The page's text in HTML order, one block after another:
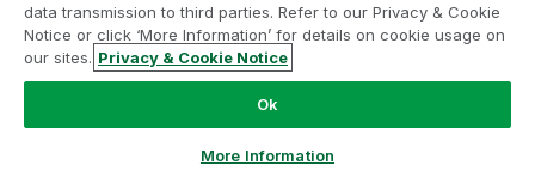
Şimdi sohbet et
içinArka Plan Rengiöğesine
çift tıklayın. Kullanılan
ifadenin geçerli bir renk
temsil eden bir sayı)
Analiz Modernleştirme Programına katılın
Analiz Modernleştirme Programı ile değerli QlikView
uygulamalarınızı ödün vermeden modernleştirin.
ulaşmak
ampquestions@qlik.com
data transmission to third parties. Refer to our Privacy & Cookie
Notice or click ‘More Information’ for details on cookie usage on
our sites. Privacy & Cookie Notice
Ok
More Information